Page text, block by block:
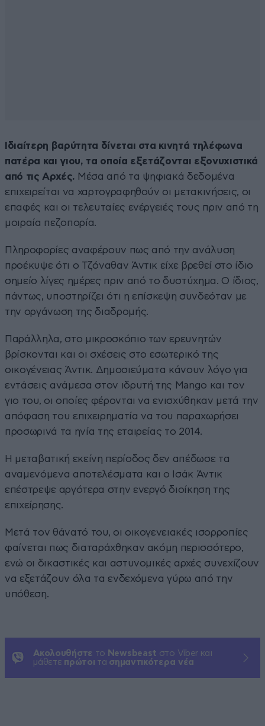
Ιδιαίτερη βαρύτητα δίνεται στα κινητά τηλέφωνα
πατέρα και γιου, τα οποία εξετάζονται εξονυχιστικά
από τις Αρχές. Μέσα από τα ψηφιακά δεδομένα
επιχειρείται να χαρτογραφηθούν οι μετακινήσεις, οι
επαφές και οι τελευταίες ενέργειές τους πριν από τη
μοιραία πεζοπορία.
Πληροφορίες αναφέρουν πως από την ανάλυση
προέκυψε ότι ο Τζόναθαν Άντικ είχε βρεθεί στο ίδιο
σημείο λίγες ημέρες πριν από το δυστύχημα. Ο ίδιος,
πάντως, υποστηρίζει ότι η επίσκεψη συνδεόταν με
την οργάνωση της διαδρομής.
Παράλληλα, στο μικροσκόπιο των ερευνητών
βρίσκονται και οι σχέσεις στο εσωτερικό της
οικογένειας Άντικ. Δημοσιεύματα κάνουν λόγο για
εντάσεις ανάμεσα στον ιδρυτή της Mango και τον
γιο του, οι οποίες φέρονται να ενισχύθηκαν μετά την
απόφαση του επιχειρηματία να του παραχωρήσει
προσωρινά τα ηνία της εταιρείας το 2014.
Η μεταβατική εκείνη περίοδος δεν απέδωσε τα
αναμενόμενα αποτελέσματα και ο Ισάκ Άντικ
επέστρεψε αργότερα στην ενεργό διοίκηση της
επιχείρησης.
Μετά τον θάνατό του, οι οικογενειακές ισορροπίες
φαίνεται πως διαταράχθηκαν ακόμη περισσότερο,
ενώ οι δικαστικές και αστυνομικές αρχές συνεχίζουν
να εξετάζουν όλα τα ενδεχόμενα γύρω από την
υπόθεση.
Ακολουθήστε το Newsbeast στο Viber και
μάθετε πρώτοι τα σημαντικότερα νέα